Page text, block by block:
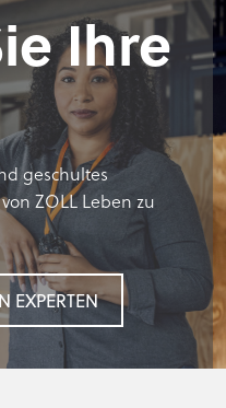
Ihre
geschultes
ZOLL Leben zu
EXPERTEN